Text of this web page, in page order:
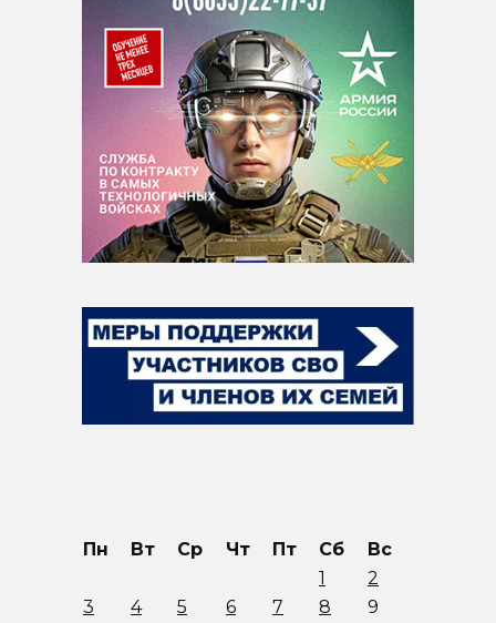
Пн Вт Ср Чт Пт Сб
Вс
1
2
3
4 5 6 7 8
9